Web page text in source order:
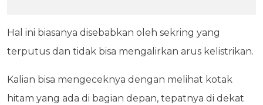
Hal ini biasanya disebabkan oleh sekring yang
terputus dan tidak bisa mengalirkan arus kelistrikan.
Kalian bisa mengeceknya dengan melihat kotak
hitam yang ada di bagian depan, tepatnya di dekat